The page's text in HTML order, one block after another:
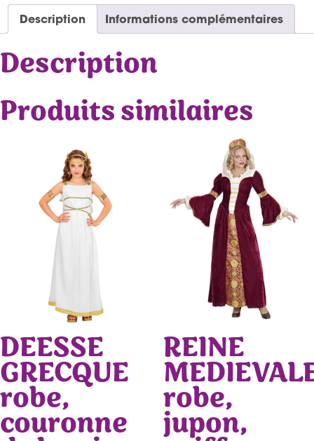
Description Informations complémentaires
Description
Produits similaires
DEESSE
GRECQUE
robe,
couronne
REINE
robe,
jupon,